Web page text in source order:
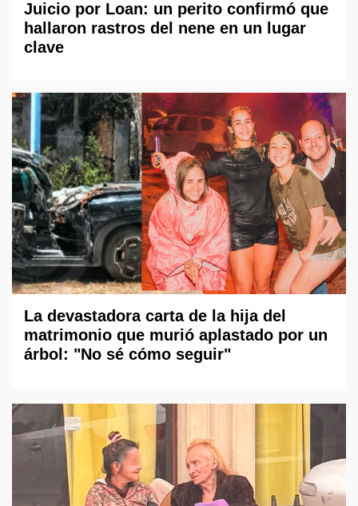
Juicio por Loan: un perito confirmó que
hallaron rastros del nene en un lugar
clave
La devastadora carta de la hija del
matrimonio que murió aplastado por un
árbol: "No sé cómo seguir"